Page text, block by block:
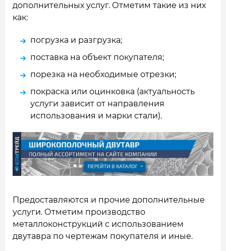
дополнительных услуг. Отметим такие из них
как:
погрузка и разгрузка;
поставка на объект покупателя;
порезка на необходимые отрезки;
покраска или оцинковка (актуальность
услуги зависит от направления
использования и марки стали).
Предоставляются и прочие дополнительные
услуги. Отметим производство
металлоконструкций с использованием
двутавра по чертежам покупателя и иные.